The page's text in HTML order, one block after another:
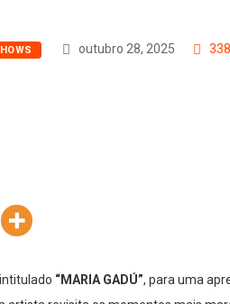
outubro 28, 2025 338
“MARIA GADÚ”, para uma